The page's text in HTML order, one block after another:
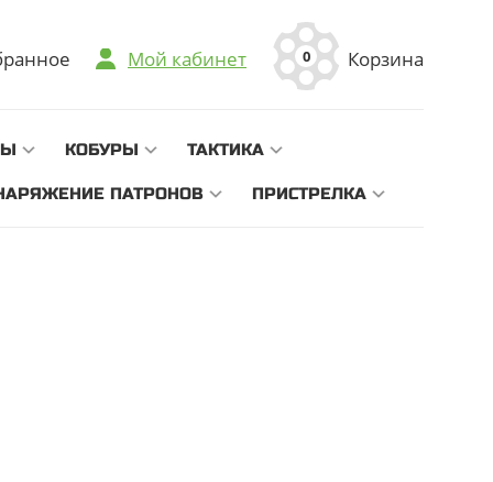
Мой кабинет 0 Корзина
КОБУРЫ ТАКТИКА
ПАТРОНОВ ПРИСТРЕЛКА